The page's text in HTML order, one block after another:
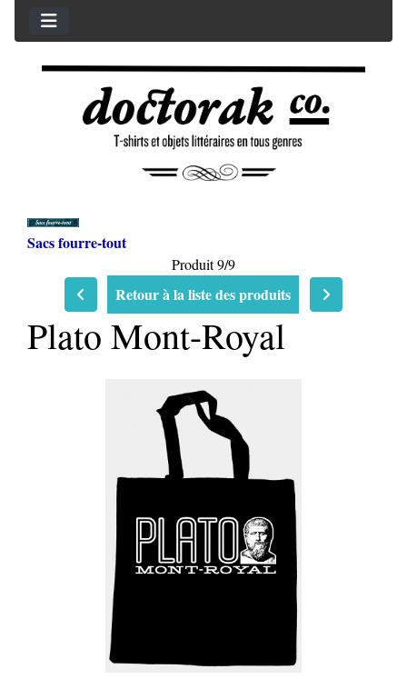
Sacs fourre-tout
Produit 9/9
Retour à la liste des produits
Plato Mont-Royal